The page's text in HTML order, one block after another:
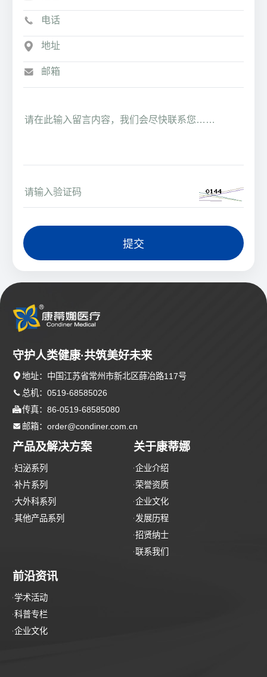
提交
守护人类健康·共筑美好未来
 地址：中国江苏省常州市新北区薛冶路117号
 总机：0519-68585026
传真：86-0519-68585080
 邮箱：order@condiner.com.cn
产品及解决方案
妇泌系列
补片系列
大外科系列
其他产品系列
关于康蒂娜
企业介绍
荣誉资质
企业文化
发展历程
招贤纳士
联系我们
前沿资讯
学术活动
科普专栏
企业文化